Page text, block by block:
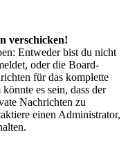
verschicken!
Entweder bist du nicht
oder die Board-
für das komplette
es sein, dass der
Nachrichten zu
einen Administrator,